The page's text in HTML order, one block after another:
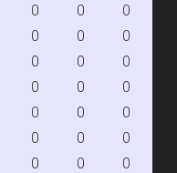
0 0 0
0 0 0
0 0 0
0 0 0
0 0 0
0 0 0
0 0 0